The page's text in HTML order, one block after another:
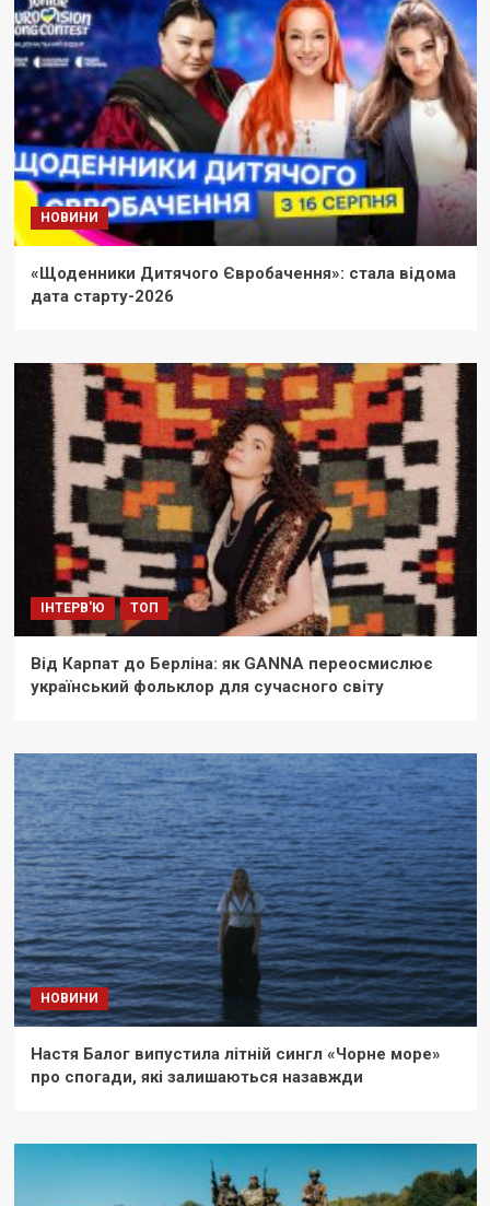
НОВИНИ
«Щоденники Дитячого Євробачення»: стала відома
дата старту-2026
ІНТЕРВ'Ю ТОП
Від Карпат до Берліна: як GANNA переосмислює
український фольклор для сучасного світу
НОВИНИ
Настя Балог випустила літній сингл «Чорне море»
про спогади, які залишаються назавжди